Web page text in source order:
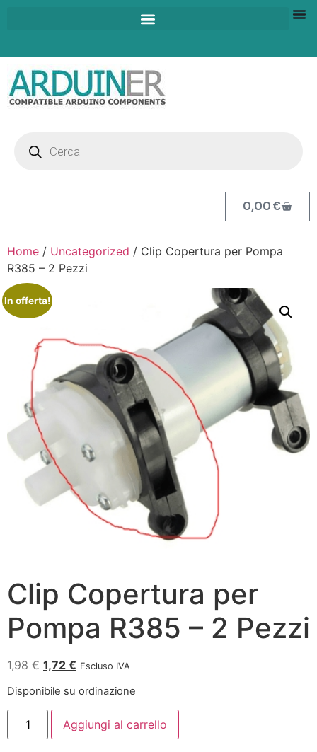
0,00€
Home / Uncategorized / Clip Copertura per Pompa
R385 – 2 Pezzi
In offerta!
Clip Copertura per
Pompa R385 – 2 Pezzi
1,98€ 1,72 € Escluso IVA
Disponibile su ordinazione
Aggiungi al carrello